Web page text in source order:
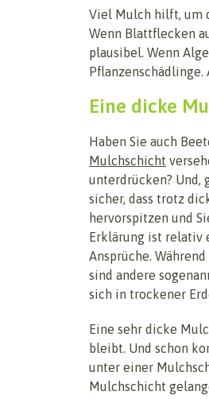
Viel Mulch hilft, um
Wenn Blattflecken
plausibel. Wenn
Pflanzenschädlinge.
Eine dicke
Haben Sie auch
Mulchschicht
unterdrücken? Und,
sicher, dass trotz
hervorspitzen und
Erklärung ist relativ
Ansprüche.
sind andere
sich in trockener
Eine sehr dicke
bleibt. Und schon
unter einer
Mulchschicht